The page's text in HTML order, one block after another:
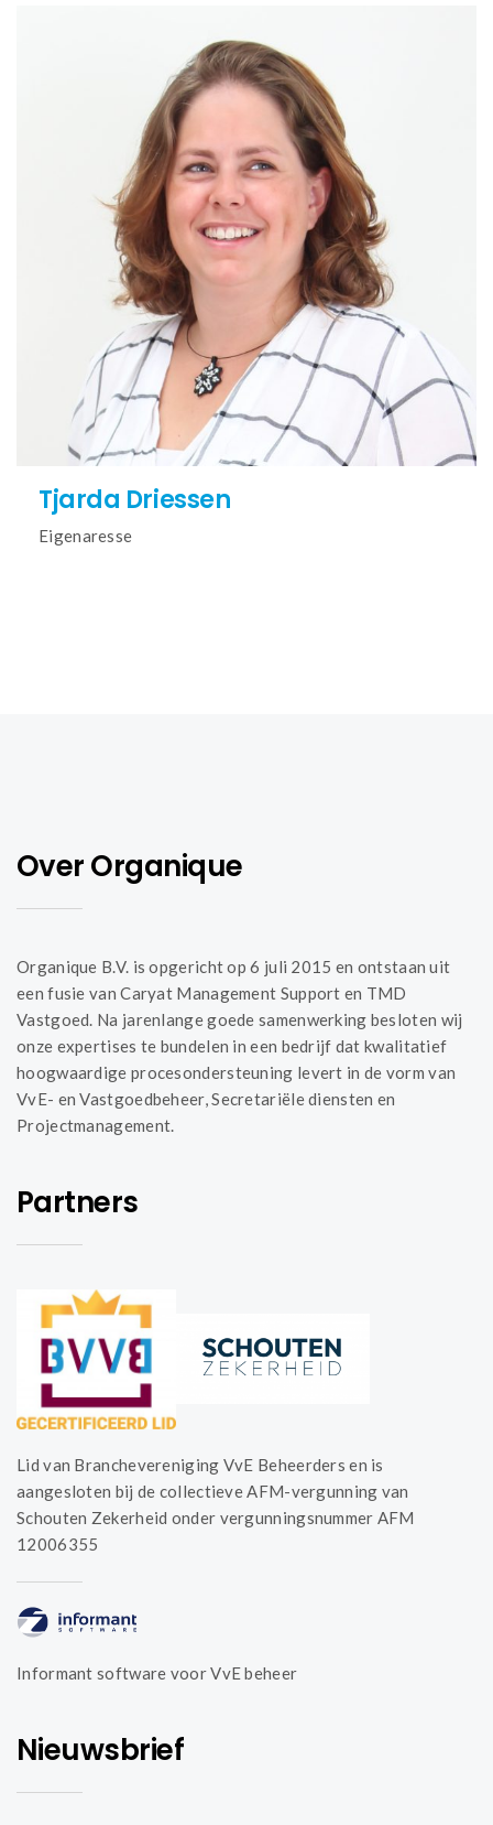
Tjarda Driessen
Eigenaresse
Over Organique
Organique B.V. is opgericht op 6 juli 2015 en ontstaan uit
een fusie van Caryat Management Support en TMD
Vastgoed. Na jarenlange goede samenwerking besloten wij
onze expertises te bundelen in een bedrijf dat kwalitatief
hoogwaardige procesondersteuning levert in de vorm van
VvE- en Vastgoedbeheer, Secretariële diensten en
Projectmanagement.
Partners
Lid van Branchevereniging VvE Beheerders en is
aangesloten bij de collectieve AFM-vergunning van
Schouten Zekerheid onder vergunningsnummer AFM
12006355
Informant software voor VvE beheer
Nieuwsbrief